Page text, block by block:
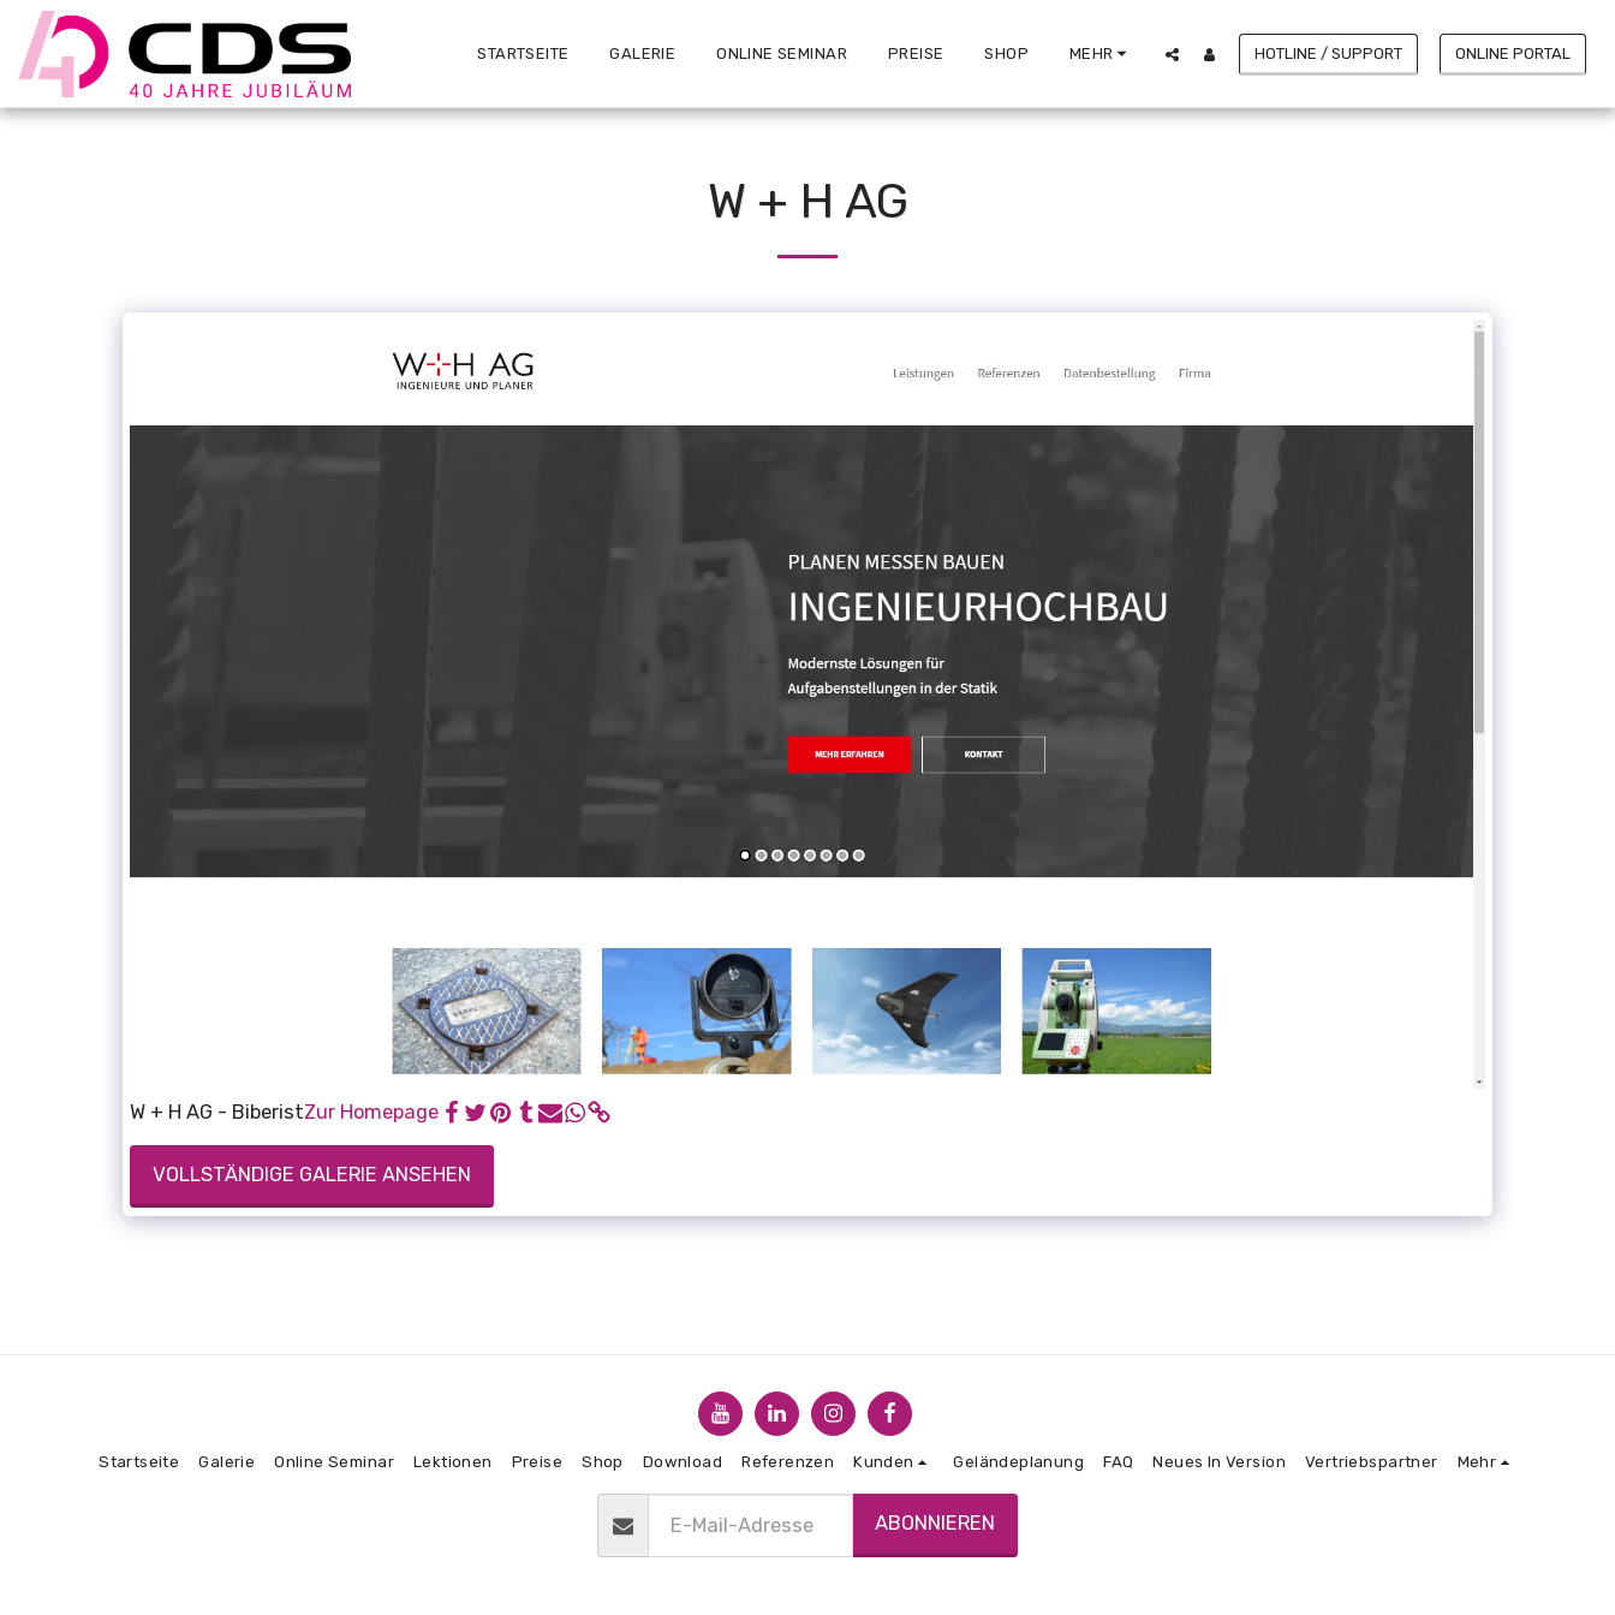
STARTSEITE GALERIE ONLINE SEMINAR PREISE SHOP MEHR HOTLINE / SUPPORT ONLINE PORTAL
W + H AG
W + H AG - BiberistZur Homepage
VOLLSTÄNDIGE GALERIE ANSEHEN
Startseite Galerie Online Seminar Lektionen Preise Shop Download Referenzen Kunden Geländeplanung FAQ Neues In Version Vertriebspartner Mehr
ABONNIEREN